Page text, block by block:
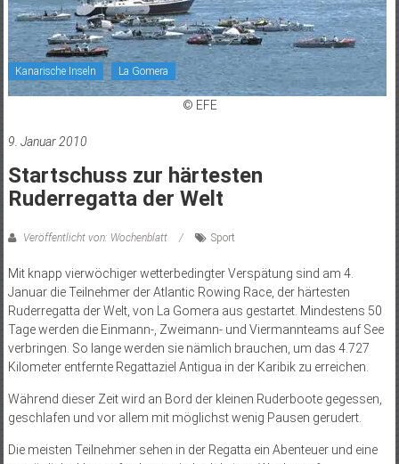
Kanarische Inseln La Gomera
© EFE
9. Januar 2010
Startschuss zur härtesten
Ruderregatta der Welt
Veröffentlicht von: Wochenblatt Sport
Mit knapp vierwöchiger wetter­bedingter Verspätung sind am 4.
Januar die Teilnehmer der Atlantic Rowing Race, der härtesten
Ruderregatta der Welt, von La Gomera aus gestartet. Mindestens 50
Tage werden die Einmann-, Zweimann- und Viermannteams auf See
verbringen. So lange werden sie nämlich brauchen, um das 4.727
Kilometer entfernte Regattaziel Antigua in der Karibik zu erreichen.
Während dieser Zeit wird an Bord der kleinen Ruderboote gegessen,
geschlafen und vor allem mit möglichst wenig Pausen gerudert.
Die meisten Teilnehmer sehen in der Regatta ein Abenteuer und eine